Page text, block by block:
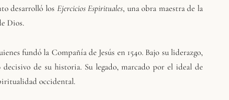
desarrolló los Ejercicios Espirituales, una obra maestra de la
Dios.
fundó la Compañía de Jesús en 1540. Bajo su liderazgo,
de su historia. Su legado, marcado por el ideal de
occidental.